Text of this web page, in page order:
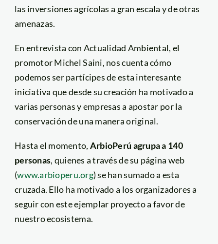
las inversiones agrícolas a gran escala y de otras
amenazas.
En entrevista con Actualidad Ambiental, el
promotor Michel Saini, nos cuenta cómo
podemos ser partícipes de esta interesante
iniciativa que desde su creación ha motivado a
varias personas y empresas a apostar por la
conservación de una manera original.
Hasta el momento, ArbioPerú agrupa a 140
personas, quienes a través de su página web
(www.arbioperu.org) se han sumado a esta
cruzada. Ello ha motivado a los organizadores a
seguir con este ejemplar proyecto a favor de
nuestro ecosistema.